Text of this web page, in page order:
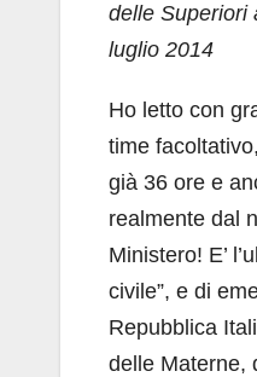
delle Superiori
luglio 2014
Ho letto con
time
già 36 ore e
realmente dal
Ministero! E’
civile”, e di
Repubblica
delle Materne,